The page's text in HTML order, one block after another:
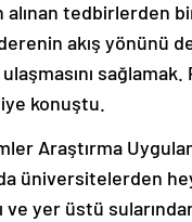
tedbirlerden
akış yönünü
konuştu.
Araştırma
üniversitelerden
yer üstü